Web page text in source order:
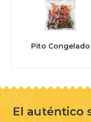
Pito Congelado
El auténtico